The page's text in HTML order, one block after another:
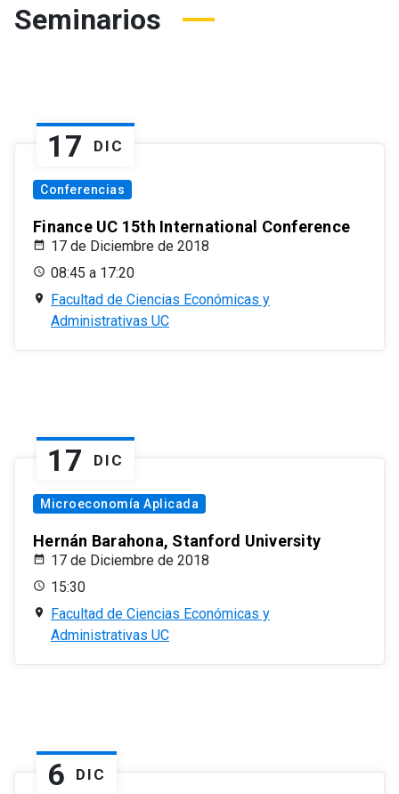
Seminarios
17 DIC
Conferencias
Finance UC 15th International Conference
17 de Diciembre de 2018
08:45 a 17:20
Facultad de Ciencias Económicas y
Administrativas UC
17 DIC
Microeconomía Aplicada
Hernán Barahona, Stanford University
17 de Diciembre de 2018
15:30
Facultad de Ciencias Económicas y
Administrativas UC
6 DIC